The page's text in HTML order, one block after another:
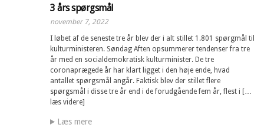
3 års spørgsmål
november 7, 2022
I løbet af de seneste tre år blev der i alt stillet 1.801 spørgmål til
kulturministeren. Søndag Aften opsummerer tendenser fra tre
år med en socialdemokratisk kulturminister. De tre
coronaprægede år har klart ligget i den høje ende, hvad
antallet spørgsmål angår. Faktisk blev der stillet flere
spørgsmål i disse tre år end i de forudgående fem år, flest i […
læs videre]
Læs mere